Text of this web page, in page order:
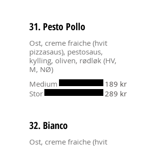
31. Pesto Pollo
Ost, creme fraiche (hvit
pizzasaus), pestosaus,
kylling, oliven, rødløk (HV,
M, NØ)
Medium
189 kr
Stor
289 kr
32. Bianco
Ost, creme fraiche (hvit